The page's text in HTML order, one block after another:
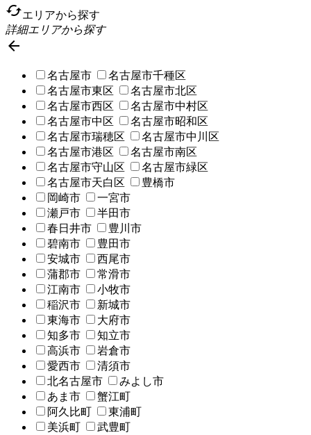
cachedエリアから探す
詳細エリアから探す

名古屋市
名古屋市千種区
名古屋市東区
名古屋市北区
名古屋市西区
名古屋市中村区
名古屋市中区
名古屋市昭和区
名古屋市瑞穂区
名古屋市中川区
名古屋市港区
名古屋市南区
名古屋市守山区
名古屋市緑区
名古屋市天白区
豊橋市
岡崎市
一宮市
瀬戸市
半田市
春日井市
豊川市
碧南市
豊田市
安城市
西尾市
蒲郡市
常滑市
江南市
小牧市
稲沢市
新城市
東海市
大府市
知多市
知立市
高浜市
岩倉市
愛西市
清須市
北名古屋市
みよし市
あま市
蟹江町
阿久比町
東浦町
美浜町
武豊町